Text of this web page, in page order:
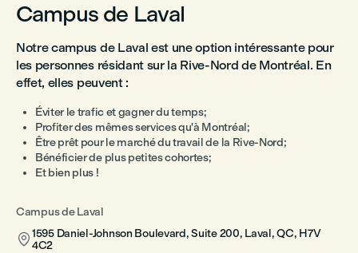
Campus de Laval
Notre campus de Laval est une option intéressante pour
les personnes résidant sur la Rive-Nord de Montréal. En
effet, elles peuvent :
Éviter le trafic et gagner du temps;
Profiter des mêmes services qu'à Montréal;
Être prêt pour le marché du travail de la Rive-Nord;
Bénéficier de plus petites cohortes;
Et bien plus !
Campus de Laval
1595 Daniel-Johnson Boulevard, Suite 200, Laval, QC, H7V
4C2